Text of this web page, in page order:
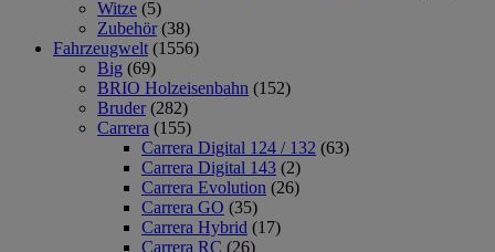
Witze (5)
Zubehör (38)
Fahrzeugwelt (1556)
Big (69)
BRIO Holzeisenbahn (152)
Bruder (282)
Carrera (155)
Carrera Digital 124 / 132 (63)
Carrera Digital 143 (2)
Carrera Evolution (26)
Carrera GO (35)
Carrera Hybrid (17)
Carrera RC (26)